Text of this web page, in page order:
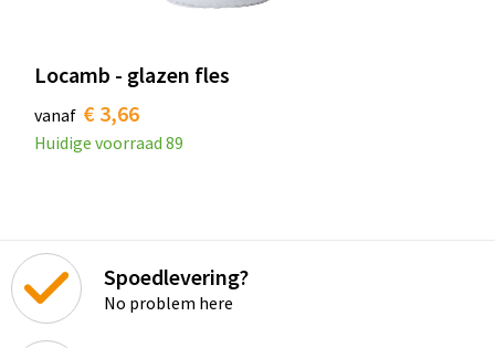
Locamb - glazen fles
vanaf € 3,66
Huidige voorraad 89
Spoedlevering?
No problem here